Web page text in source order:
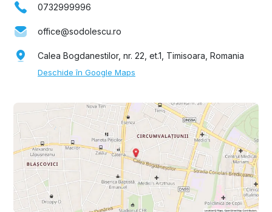
0732999996
office@sodolescu.ro
Calea Bogdanestilor, nr. 22, et.1, Timisoara, Romania
Deschide în Google Maps